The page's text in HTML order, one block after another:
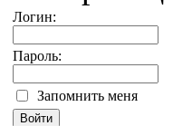
Логин:
Пароль:
Запомнить меня